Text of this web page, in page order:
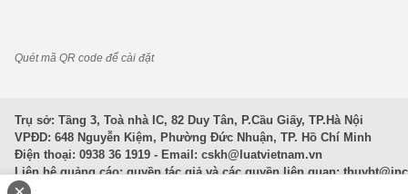
Quét mã QR code để cài đặt
Trụ sở: Tầng 3, Toà nhà IC, 82 Duy Tân, P.Cầu Giấy, TP.Hà Nội
VPĐD: 648 Nguyễn Kiệm, Phường Đức Nhuận, TP. Hồ Chí Minh
Điện thoại: 0938 36 1919 - Email: cskh@luatvietnam.vn
Liên hệ quảng cáo; quyền tác giả và các quyền liên quan: